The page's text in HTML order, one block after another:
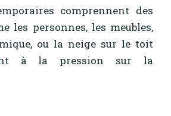
comprennent des
les personnes, les meubles,
ou la neige sur le toit
à la pression sur la